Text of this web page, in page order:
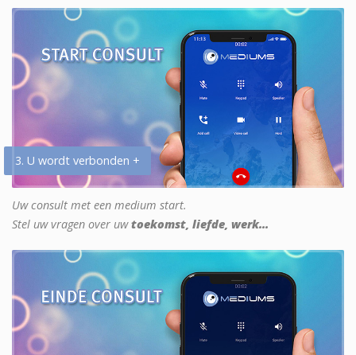
3. U wordt verbonden +
Uw consult met een medium start.
Stel uw vragen over uwtoekomst, liefde, werk...